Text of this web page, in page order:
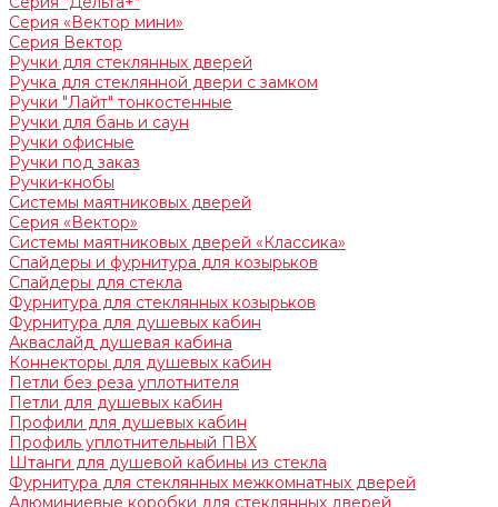
Серия «Вектор мини»
Серия Вектор
Ручки для стеклянных дверей
Ручка для стеклянной двери с замком
Ручки "Лайт" тонкостенные
Ручки для бань и саун
Ручки офисные
Ручки под заказ
Ручки-кнобы
Системы маятниковых дверей
Серия «Вектор»
Системы маятниковых дверей «Классика»
Спайдеры и фурнитура для козырьков
Спайдеры для стекла
Фурнитура для стеклянных козырьков
Фурнитура для душевых кабин
Акваслайд душевая кабина
Коннекторы для душевых кабин
Петли без реза уплотнителя
Петли для душевых кабин
Профили для душевых кабин
Профиль уплотнительный ПВХ
Штанги для душевой кабины из стекла
Фурнитура для стеклянных межкомнатных дверей
Алюминиевые коробки для стеклянных дверей